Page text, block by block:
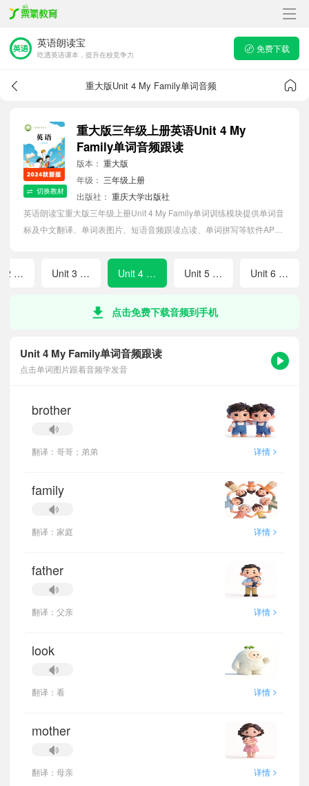
英语朗读宝
吃透英语课本，提升在校竞争力
免费下载
重大版Unit 4 My Family单词音频
切换教材
重大版三年级上册英语Unit 4 My
Family单词音频跟读
版本： 重大版
年级： 三年级上册
出版社： 重庆大学出版社
英语朗读宝重大版三年级上册Unit 4 My Family单词训练模块提供单词音
标及中文翻译、单词表图片、短语音频跟读点读、单词拼写等软件APP
Unit 2 My Classmates Unit 3 School Rules Unit 4 My Family Unit 5 Weather and Life Unit 6 Lovely Animals
点击免费下载音频到手机
Unit 4 My Family单词音频跟读
点击单词图片跟着音频学发音
brother
翻译：哥哥；弟弟 详情 >
family
翻译：家庭 详情 >
father
翻译：父亲 详情 >
look
翻译：看 详情 >
mother
翻译：母亲 详情 >